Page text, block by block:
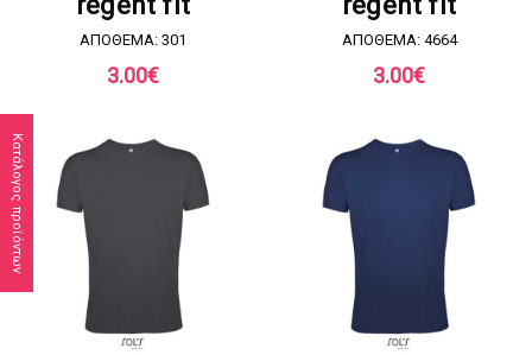
Κατάλογος προϊόντων
ΑΠΟΘΕΜΑ: 301
3.00€
ΑΠΟΘΕΜΑ: 4664
3.00€